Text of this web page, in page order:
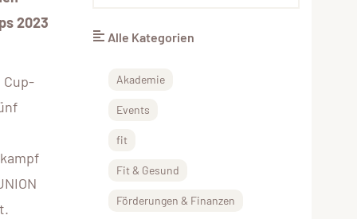
2023
Cup-
Alle Kategorien
Akademie
Events
fit
Fit & Gesund
Förderungen & Finanzen